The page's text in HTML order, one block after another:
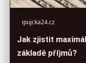
ipujcka24.cz
Jak zjistit
základě příjmů?